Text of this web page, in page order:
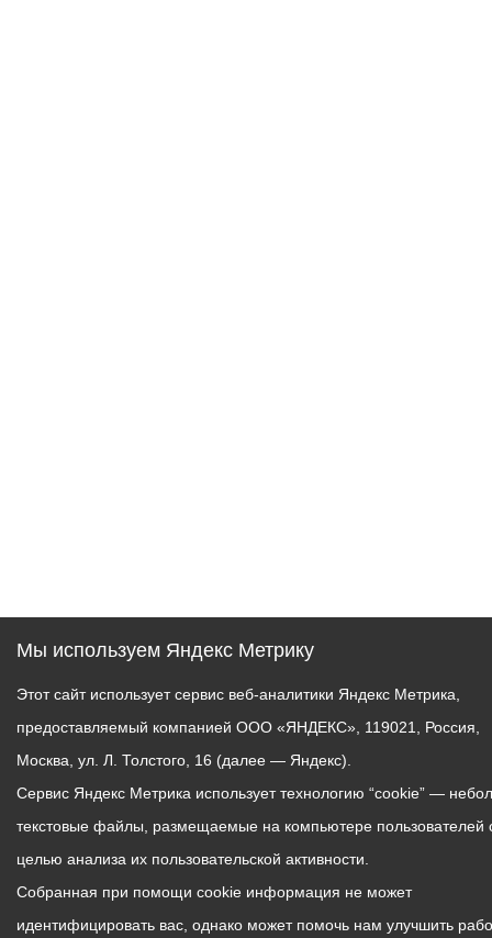
Мы используем Яндекс Метрику
Этот сайт использует сервис веб-аналитики Яндекс Метрика,
предоставляемый компанией ООО «ЯНДЕКС», 119021, Россия,
Москва, ул. Л. Толстого, 16 (далее — Яндекс).
Сервис Яндекс Метрика использует технологию “cookie” —
текстовые файлы, размещаемые на компьютере пользователей
целью анализа их пользовательской активности.
Собранная при помощи cookie информация не может
идентифицировать вас, однако может помочь нам улучшить